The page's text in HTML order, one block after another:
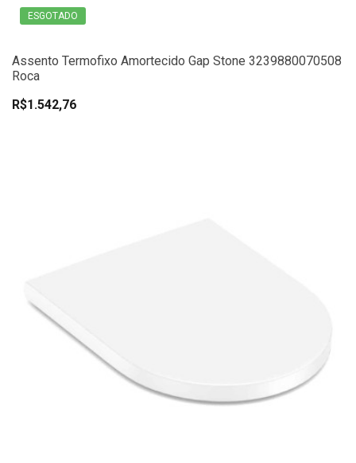
ESGOTADO
Assento Termofixo Amortecido Gap Stone 3239880070508
Roca
R$1.542,76